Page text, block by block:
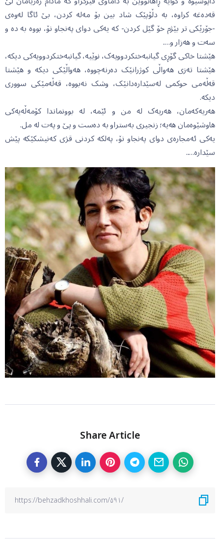
قەدەغە کراوە، بە دڵۆپێک شاد بین بۆ مەلە کردن، بێ ئاگا لەوەی
-جۆرێکی تر بێژم خۆ گێل کردن- کە یەکی دوای پەنجاو نۆ، بووە بە دە و
سەت و هەزار و….
هێشتا خاکی گۆڕی گیانبەختکردوویەک، نوێیە، گیانبەختکردوویەکی دیکە،
هێشتا تەزی هەواڵی کوژرانێک دەرنەچووە، هەواڵێکی دیکە و هێشتا
قەڵەمی حوکمی لەسێدارەدانێک، وشک نەبووە، قەڵەمێکی سووری
دیکە.
هەریەکەمان، هەریەک لە من و ئێمە، لە بوونماندا کۆمەڵەیەکی
هاوشێوەمان هەیە؛ زنجیری بەستراو بە دەست و پێ و پەت لە مل.
یەکی ئەمجارەی دوای پەنجاو نۆ، پەلکە کردنی قژی کەنیشکێکە پێش
سێدارە…..
Share Article